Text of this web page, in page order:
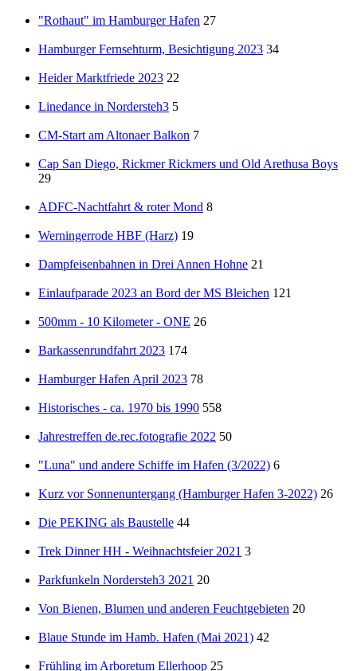
"Rothaut" im Hamburger Hafen 27
Hamburger Fernsehturm, Besichtigung 2023 34
Heider Marktfriede 2023 22
Linedance in Nordersteh3 5
CM-Start am Altonaer Balkon 7
Cap San Diego, Rickmer Rickmers und Old Arethusa Boys
29
ADFC-Nachtfahrt & roter Mond 8
Werningerrode HBF (Harz) 19
Dampfeisenbahnen in Drei Annen Hohne 21
Einlaufparade 2023 an Bord der MS Bleichen 121
500mm - 10 Kilometer - ONE 26
Barkassenrundfahrt 2023 174
Hamburger Hafen April 2023 78
Historisches - ca. 1970 bis 1990 558
Jahrestreffen de.rec.fotografie 2022 50
"Luna" und andere Schiffe im Hafen (3/2022) 6
Kurz vor Sonnenuntergang (Hamburger Hafen 3-2022) 26
Die PEKING als Baustelle 44
Trek Dinner HH - Weihnachtsfeier 2021 3
Parkfunkeln Nordersteh3 2021 20
Von Bienen, Blumen und anderen Feuchtgebieten 20
Blaue Stunde im Hamb. Hafen (Mai 2021) 42
Frühling im Arboretum Ellerhoop 25